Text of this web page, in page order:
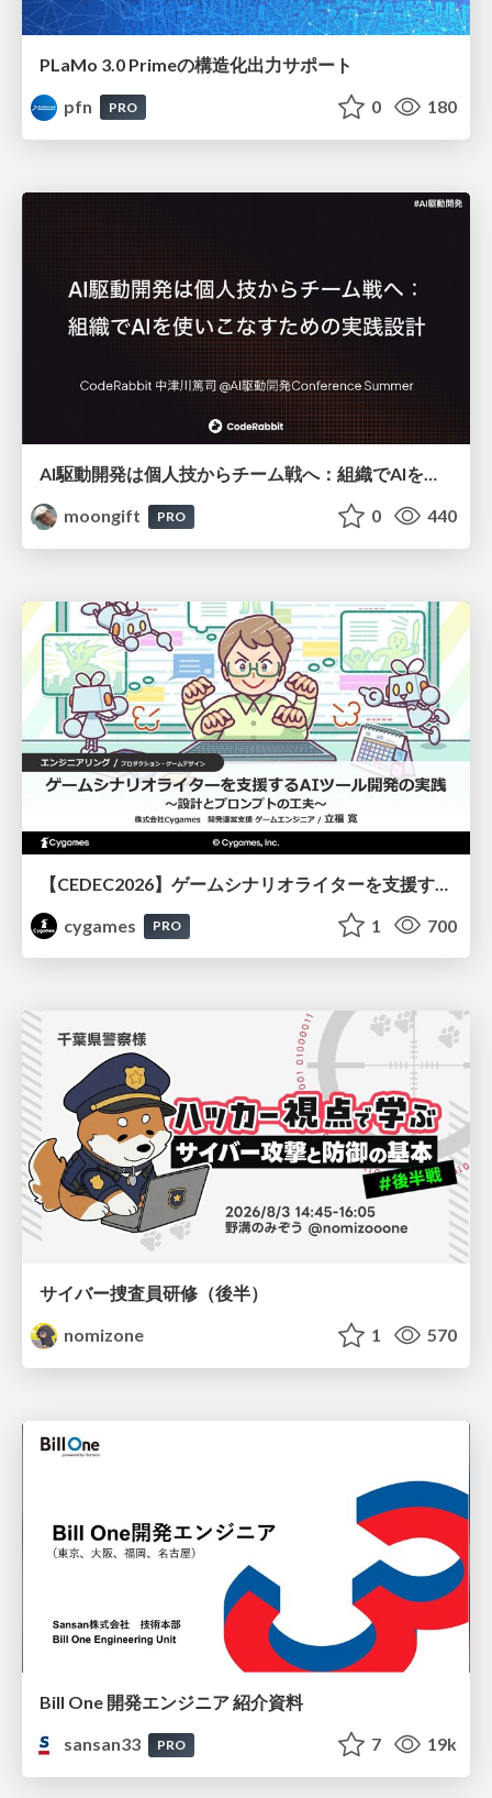
PLaMo 3.0 Primeの構造化出力サポート
pfn
PRO 0 180
AI駆動開発は個人技からチーム戦へ：組織でAIを使いこなすための実践設計
moongift
PRO 0 440
cygames
PRO 1 700
サイバー捜査員研修（後半）
nomizone
1 570
Bill One 開発エンジニア 紹介資料
sansan33
PRO 7 19k